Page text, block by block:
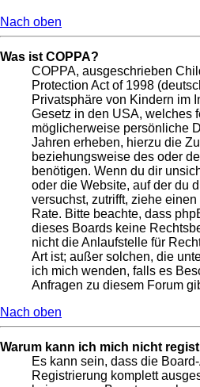
Nach oben
Was ist COPPA?
COPPA, ausgeschrieben
Protection Act of 1998
Privatsphäre von Kindern im
Gesetz in den USA, welches
möglicherweise persönliche
Jahren erheben, hierzu die
beziehungsweise des oder
benötigen. Wenn du dir
oder die Website, auf der du
versuchst, zutrifft, ziehe
Rate. Bitte beachte, dass
dieses Boards keine
nicht die Anlaufstelle für
Art ist; außer solchen, die
ich mich wenden, falls es
Anfragen zu diesem Forum
Nach oben
Warum kann ich mich nicht
Es kann sein, dass die
Registrierung komplett